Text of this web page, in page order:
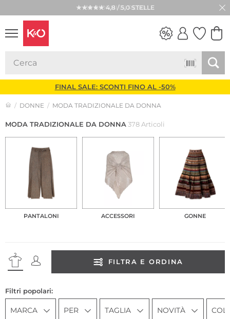
★★★★★ 4,8 / 5,0 STELLE
FINAL SALE: SCONTI FINO AL -50%
DONNE MODA TRADIZIONALE DA DONNA
MODA TRADIZIONALE DA DONNA378 Articoli
PANTALONI ACCESSORI GONNE
FILTRA E ORDINA
Filtri popolari:
MARCA PER TAGLIA NOVITÀ